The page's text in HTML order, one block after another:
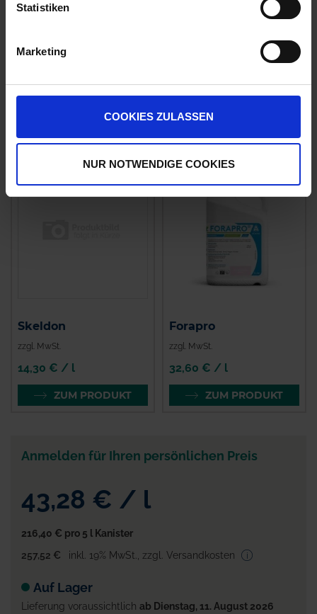
Statistiken
Marketing
COOKIES ZULASSEN
NUR NOTWENDIGE COOKIES
zzgl. MwSt.
ZUM PRODUKT
zzgl. MwSt.
ZUM PRODUKT
Skeldon
zzgl. MwSt.
14,30 € / l
ZUM PRODUKT
Forapro
zzgl. MwSt.
32,60 € / l
ZUM PRODUKT
Anmelden für Ihren persönlichen Preis
43,28 € / l
216,40 € pro 5 l Kanister
257,52 €
inkl. 19% MwSt. zzgl. Versandkosten
Auf Lager
Lieferung voraussichtlich ab Dienstag, 11. August 2026